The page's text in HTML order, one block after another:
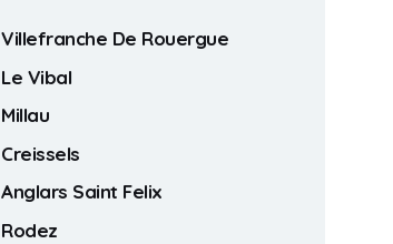
Villefranche De Rouergue
Le Vibal
Millau
Creissels
Anglars Saint Felix
Rodez